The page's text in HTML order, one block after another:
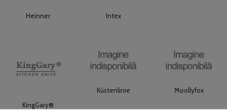
Heinner Intex
KingGary®
Küstenlinie Moollyfox